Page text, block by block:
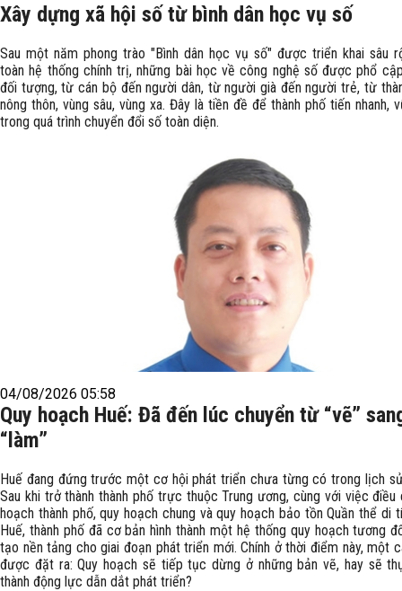
Xây dựng xã hội số từ bình dân học vụ số
Sau một năm phong trào "Bình dân học vụ số" được triển khai sâu
toàn hệ thống chính trị, những bài học về công nghệ số được phổ
đối tượng, từ cán bộ đến người dân, từ người già đến người trẻ, từ
nông thôn, vùng sâu, vùng xa. Đây là tiền đề để thành phố tiến nhanh,
trong quá trình chuyển đổi số toàn diện.
04/08/2026 05:58
Quy hoạch Huế: Đã đến lúc chuyển từ “vẽ”
“làm”
Huế đang đứng trước một cơ hội phát triển chưa từng có trong lịch
Sau khi trở thành thành phố trực thuộc Trung ương, cùng với việc điều
hoạch thành phố, quy hoạch chung và quy hoạch bảo tồn Quần thể di
Huế, thành phố đã cơ bản hình thành một hệ thống quy hoạch tương
tạo nền tảng cho giai đoạn phát triển mới. Chính ở thời điểm này, một
được đặt ra: Quy hoạch sẽ tiếp tục dừng ở những bản vẽ, hay sẽ
thành động lực dẫn dắt phát triển?